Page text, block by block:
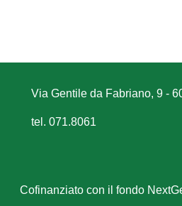
Via Gentile da Fabriano, 9 -
tel. 071.8061
Cofinanziato con il fondo